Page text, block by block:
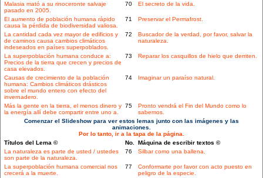
Malasia mató a su rinoceronte salvaje
pasado en 2005.
70 El secreto de la vida.
El aumento de población humana rápido
causa la pérdida de biodiversidad valiosa.
71 Preservar el Permafrost.
La cantidad cada vez mayor de edificios y
de caminos causa cambios climáticos
indeseados en países superpoblados.
72
Buscador de la verdad, por favor, salvar la
naturaleza.
La superpoblación humana conduce a:
Precios de la tierra que crecen y precios de
casa elevados.
73 Reparar los casquillos de hielo que derriten.
Causas de crecimiento de la población
humana: Cambios climáticos drásticos
sobre el mundo entero con efecto del
invernadero.
74 Imaginar un paraíso natural.
Más la gente en la tierra, el menos dinero y
la energía allí debe compartir entre uno a.
75
Pronto vendrá el Fin del Mundo como lo
sabemos.
Comenzar el Slideshow para ver estos lemas junto con las imágenes y las
animaciones.
Por lo tanto, ir a la tapa de la página.
Títulos del Lema ©
No. Máquina de escribir textos ©
La naturaleza es parte de usted / ustedes
son parte de la naturaleza.
76 Silbar como una ballena.
La superpoblación humana comercial nos
crecerá a la muerte.
77
Conformarte por favor con acto puesto en
peligro de la especie.